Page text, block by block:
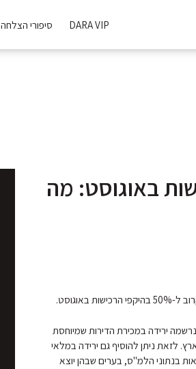
DARA VIP סיפורי הצלחה
באוגוסט: מה
ירידה במכירת הדירות שמיוחסת
לזאת ניתן להוסיף גם ירידה במלאי
בנתוני הלמ"ס, בערים שבהן יוצא